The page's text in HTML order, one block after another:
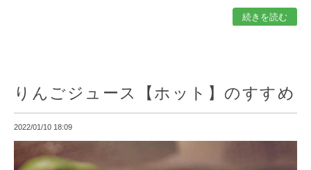
続きを読む
りんごジュース【ホット】のすすめ
2022/01/10 18:09